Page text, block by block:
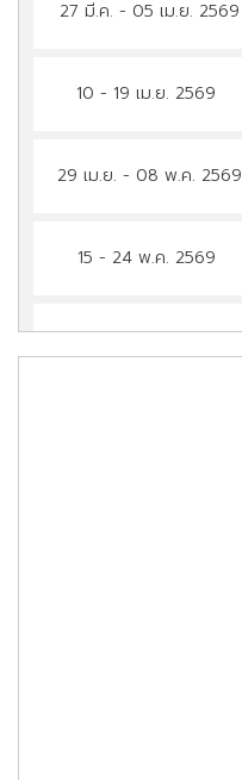
27 มี.ค. - 05 เม.ย. 2569
10 - 19 เม.ย. 2569
29 เม.ย. - 08 พ.ค. 2569
15 - 24 พ.ค. 2569
29 พ.ค. - 07 มิ.ย. 2569